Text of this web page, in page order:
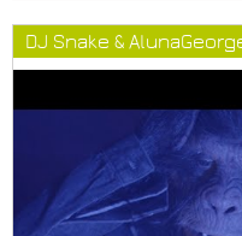
DJ Snake &